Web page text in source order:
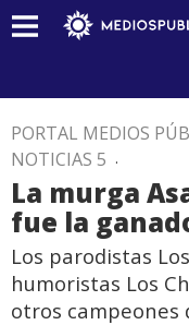
PORTAL MEDIOS
NOTICIAS 5 .
La murga
fue la
Los parodistas
humoristas Los
otros campeones